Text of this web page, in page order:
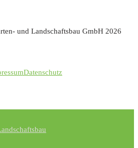
und Landschaftsbau GmbH 2026
Datenschutz